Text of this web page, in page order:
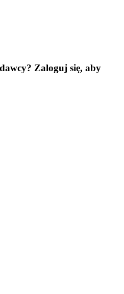
Zaloguj się, aby